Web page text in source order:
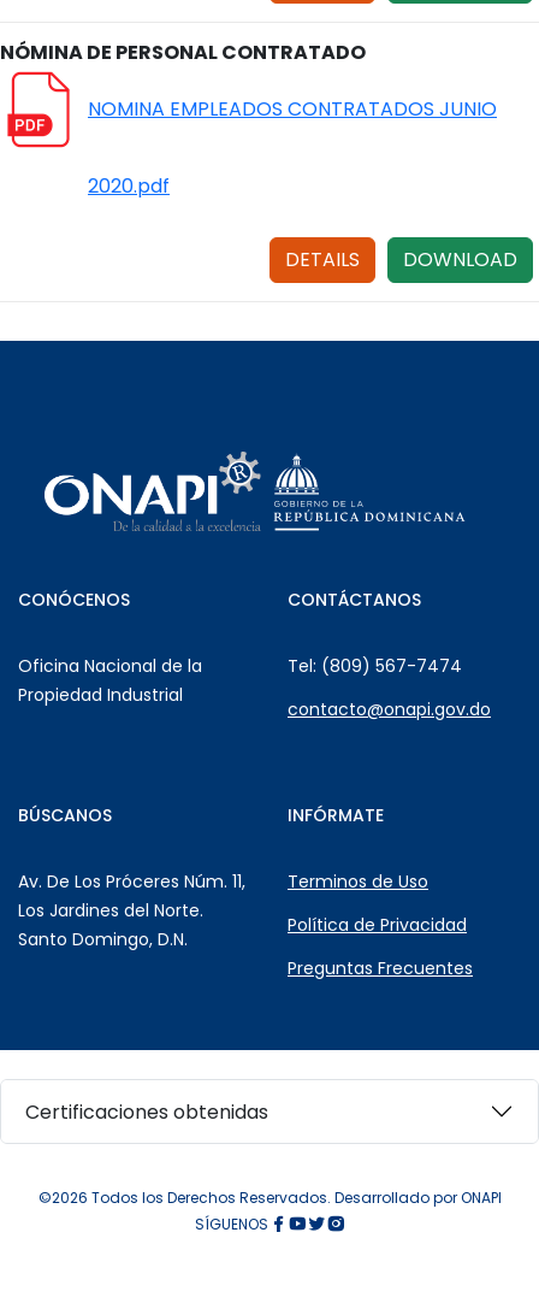
NÓMINA DE PERSONAL CONTRATADO
NOMINA EMPLEADOS CONTRATADOS JUNIO
2020.pdf
DOWNLOAD
DETAILS
CONÓCENOS
Oficina Nacional de la
Propiedad Industrial
CONTÁCTANOS
Tel: (809) 567-7474
contacto@onapi.gov.do
BÚSCANOS
Av. De Los Próceres Núm. 11,
Los Jardines del Norte.
Santo Domingo, D.N.
INFÓRMATE
Terminos de Uso
Política de Privacidad
Preguntas Frecuentes
Certificaciones obtenidas
©2026 Todos los Derechos Reservados. Desarrollado por ONAPI
SÍGUENOS